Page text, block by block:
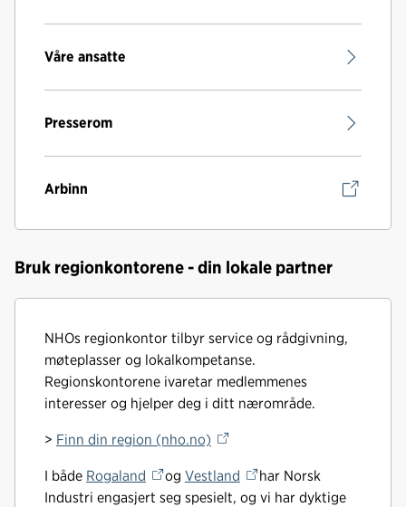
Våre ansatte
Presserom
Arbinn
Bruk regionkontorene - din lokale partner
NHOs regionkontor tilbyr service og rådgivning,
møteplasser og lokalkompetanse.
Regionskontorene ivaretar medlemmenes
interesser og hjelper deg i ditt nærområde.
> Finn din region (nho.no)
I både Rogaland og Vestland
har Norsk
Industri engasjert seg spesielt, og vi har dyktige